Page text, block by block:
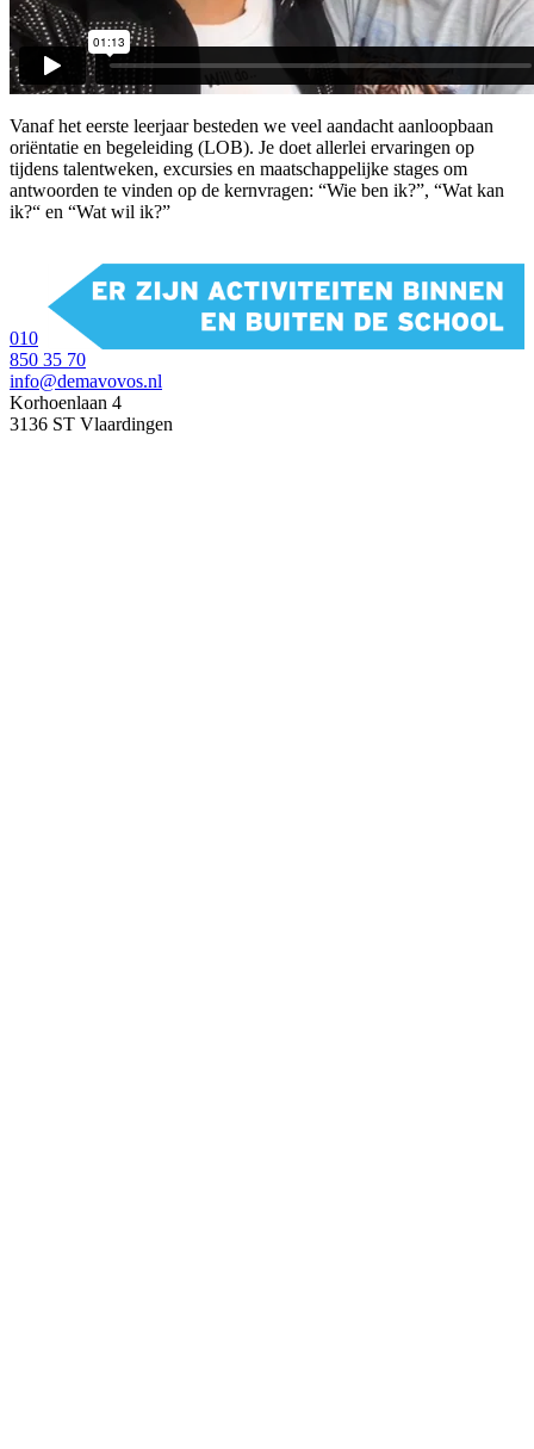
Vanaf het eerste leerjaar besteden we veel aandacht aanloopbaan
oriëntatie en begeleiding (LOB). Je doet allerlei ervaringen op
tijdens talentweken, excursies en maatschappelijke stages om
antwoorden te vinden op de kernvragen: “Wie ben ik?”, “Wat kan
ik?“ en “Wat wil ik?”
010
850 35 70
info@demavovos.nl
Korhoenlaan 4
3136 ST Vlaardingen